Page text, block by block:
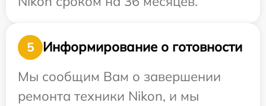
5
Информирование о готовности
Мы сообщим Вам о завершении
ремонта техники Nikon, и мы